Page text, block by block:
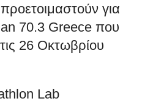
για
70.3 Greece που
26 Οκτωβρίου
Lab